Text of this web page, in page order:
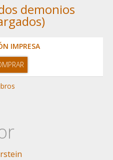
demonios
IMPRESA